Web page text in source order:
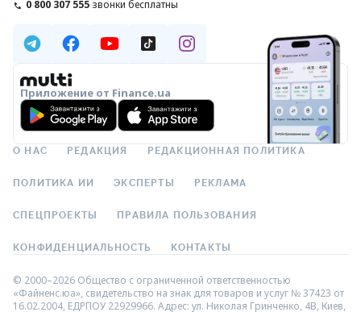
0 800 307 555 звонки бесплатны
Приложение от Finance.ua
О НАС РЕДАКЦИЯ РЕДАКЦИОННАЯ ПОЛИТИКА
ПОЛИТИКА ИИ ЭКСПЕРТЫ РЕКЛАМА
СПЕЦПРОЕКТЫ ПРАВИЛА ПОЛЬЗОВАНИЯ
КОНФИДЕНЦИАЛЬНОСТЬ КОНТАКТЫ
© 2000–2026 Общество с ограниченной ответственностью
«Файненс.юа», свидетельство на знак для товаров и услуг № 37423 от
16.02.2004, ЕДРПОУ 22929966. Адрес: ул. Николая Гринченко, 4В, Киев,